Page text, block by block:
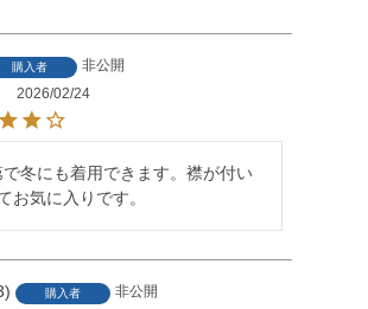
購入者
非公開
2026/02/24
冬にも着用できます。襟が付い
お気に入りです。
購入者
非公開